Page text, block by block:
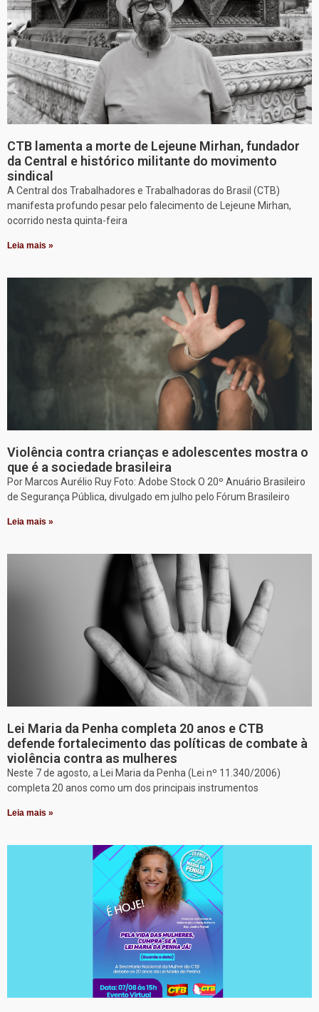
CTB lamenta a morte de Lejeune Mirhan, fundador
da Central e histórico militante do movimento
sindical
A Central dos Trabalhadores e Trabalhadoras do Brasil (CTB)
manifesta profundo pesar pelo falecimento de Lejeune Mirhan,
ocorrido nesta quinta-feira
Leia mais »
Violência contra crianças e adolescentes mostra o
que é a sociedade brasileira
Por Marcos Aurélio Ruy Foto: Adobe Stock O 20º Anuário Brasileiro
de Segurança Pública, divulgado em julho pelo Fórum Brasileiro
Leia mais »
Lei Maria da Penha completa 20 anos e CTB
defende fortalecimento das políticas de combate à
violência contra as mulheres
Neste 7 de agosto, a Lei Maria da Penha (Lei nº 11.340/2006)
completa 20 anos como um dos principais instrumentos
Leia mais »